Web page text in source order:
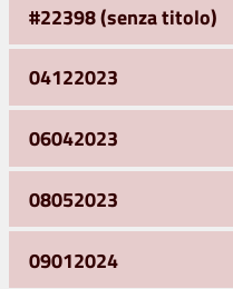
#22398 (senza titolo)
04122023
06042023
08052023
09012024